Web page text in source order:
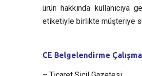
ürün hakkında kullanıcıya
etiketiyle birlikte müşteriye
CE Belgelendirme